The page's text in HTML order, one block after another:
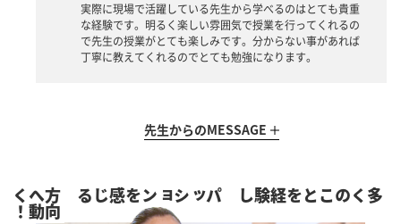
実際に現場で活躍している先生から学べるのはとても貴重
な経験です。明るく楽しい雰囲気で授業を行ってくれるの
で先生の授業がとても楽しみです。分からない事があれば
丁寧に教えてくれるのでとても勉強になります。
先生からのMESSAGE
多くのことを経験し
パッションを感じる
方
向
へ
動
く
！